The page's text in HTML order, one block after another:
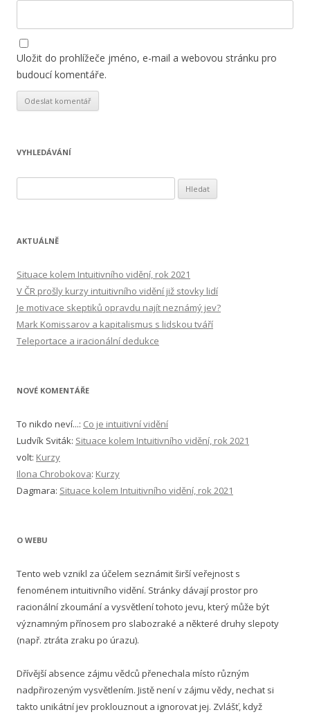
Uložit do prohlížeče jméno, e-mail a webovou stránku pro
budoucí komentáře.
VYHLEDÁVÁNÍ
AKTUÁLNĚ
Situace kolem Intuitivního vidění, rok 2021
V ČR prošly kurzy intuitivního vidění již stovky lidí
Je motivace skeptiků opravdu najít neznámý jev?
Mark Komissarov a kapitalismus s lidskou tváří
Teleportace a iracionální dedukce
NOVÉ KOMENTÁŘE
To nikdo neví...: Co je intuitivní vidění
Ludvík Sviták: Situace kolem Intuitivního vidění, rok 2021
volt: Kurzy
Ilona Chrobokova: Kurzy
Dagmara: Situace kolem Intuitivního vidění, rok 2021
O WEBU
Tento web vznikl za účelem seznámit širší veřejnost s
fenoménem intuitivního vidění. Stránky dávají prostor pro
racionální zkoumání a vysvětlení tohoto jevu, který může být
významným přínosem pro slabozraké a některé druhy slepoty
(např. ztráta zraku po úrazu).
Dřívější absence zájmu vědců přenechala místo různým
nadpřirozeným vysvětlením. Jistě není v zájmu vědy, nechat si
takto unikátní jev proklouznout a ignorovat jej. Zvlášť, když